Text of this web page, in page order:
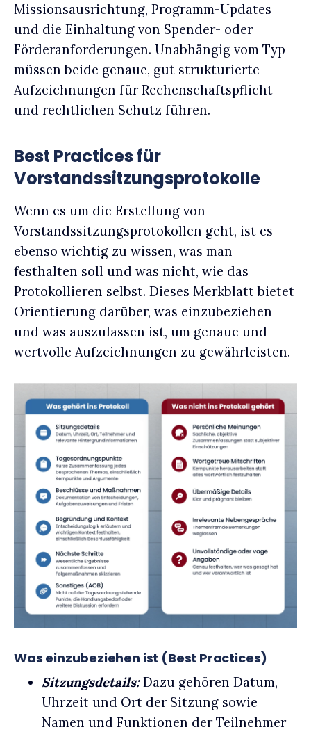
Missionsausrichtung, Programm-Updates
und die Einhaltung von Spender- oder
Förderanforderungen. Unabhängig vom Typ
müssen beide genaue, gut strukturierte
Aufzeichnungen für Rechenschaftspflicht
und rechtlichen Schutz führen.
Best Practices für
Vorstandssitzungsprotokolle
Wenn es um die Erstellung von
Vorstandssitzungsprotokollen geht, ist es
ebenso wichtig zu wissen, was man
festhalten soll und was nicht, wie das
Protokollieren selbst. Dieses Merkblatt bietet
Orientierung darüber, was einzubeziehen
und was auszulassen ist, um genaue und
wertvolle Aufzeichnungen zu gewährleisten.
Was einzubeziehen ist (Best Practices)
Sitzungsdetails:Dazu gehören Datum,
Uhrzeit und Ort der Sitzung sowie
Namen und Funktionen der Teilnehmer